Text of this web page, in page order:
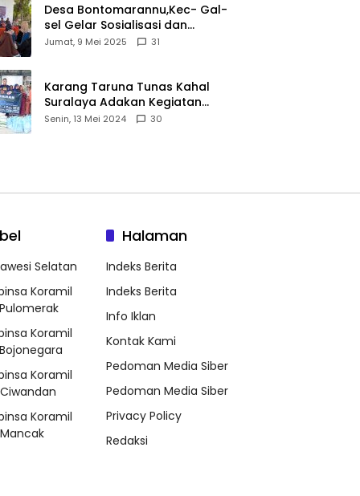
Desa Bontomarannu,Kec- Gal-
sel Gelar Sosialisasi dan
Bimtek Pemutakhiran Data ID
Jumat, 9 Mei 2025 31
Karang Taruna Tunas Kahal
Suralaya Adakan Kegiatan
Bansos Terhadap Kaum
Senin, 13 Mei 2024 30
Selatan
Koramil
Koramil
Koramil
Koramil
Halaman
Indeks Berita
Indeks Berita
Info Iklan
Kontak Kami
Pedoman Media Siber
Pedoman Media Siber
Privacy Policy
Redaksi